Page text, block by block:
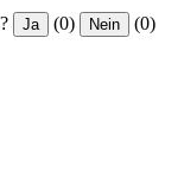
Ja (0) Nein (0)